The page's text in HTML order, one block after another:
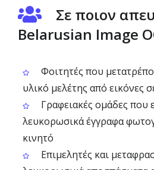
Σε ποιον
Belarusian Image
Φοιτητές που
υλικό μελέτης από εικόνες
Γραφειακές ομάδες που
λευκορωσικά έγγραφα
κινητό
Επιμελητές και